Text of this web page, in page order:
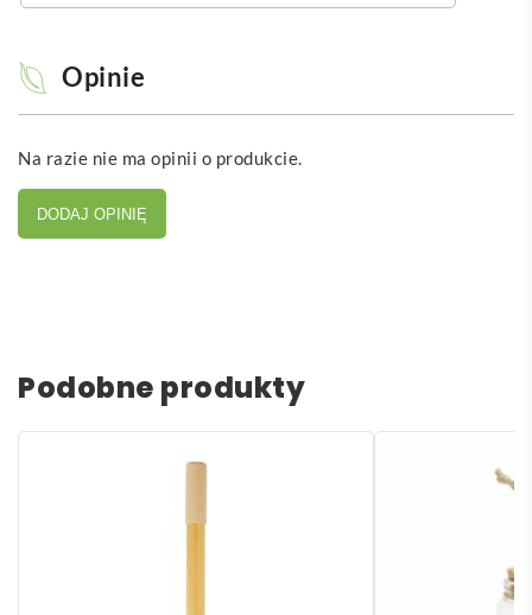
Opinie
Na razie nie ma opinii o produkcie.
DODAJ OPINIĘ
Podobne produkty